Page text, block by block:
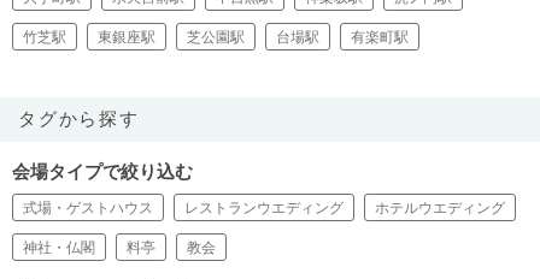
竹芝駅 東銀座駅 芝公園駅 台場駅 有楽町駅
タグから探す
会場タイプで絞り込む
式場・ゲストハウス レストランウエディング ホテルウエディング
神社・仏閣 料亭 教会